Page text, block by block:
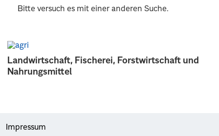
Landwirtschaft, Fischerei, Forstwirtschaft und
Nahrungsmittel
Bitte versuch es mit einer anderen Suche.
Impressum